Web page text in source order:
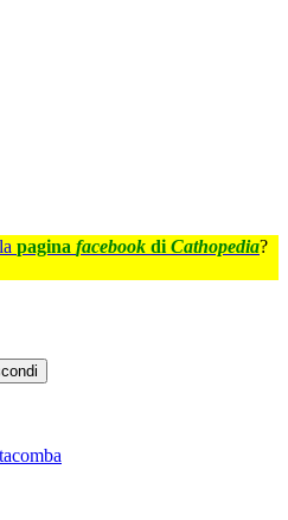
pagina facebook di Cathopedia?